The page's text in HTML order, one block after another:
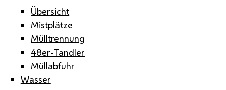
Übersicht
Mistplätze
Mülltrennung
48er-Tandler
Müllabfuhr
Wasser